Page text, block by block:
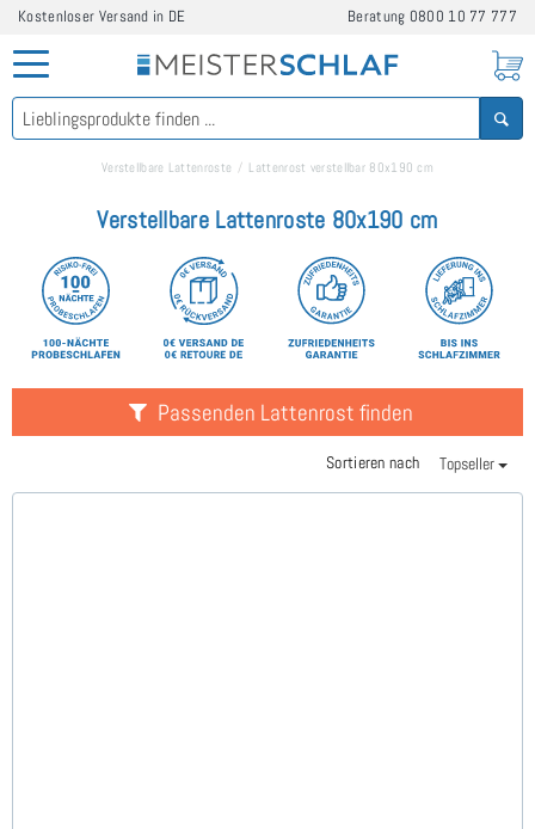
Kostenloser Versand in DE Beratung 0800 10 77 777
Verstellbare Lattenroste Lattenrost verstellbar 80x190 cm
Verstellbare Lattenroste 80x190 cm
Passenden Lattenrost finden
Sortieren nach Topseller